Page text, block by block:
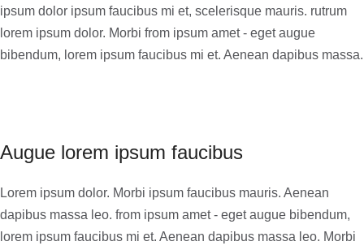
ipsum dolor ipsum faucibus mi et, scelerisque mauris. rutrum
lorem ipsum dolor. Morbi from ipsum amet - eget augue
bibendum, lorem ipsum faucibus mi et. Aenean dapibus massa.
Augue lorem ipsum faucibus
Lorem ipsum dolor. Morbi ipsum faucibus mauris. Aenean
dapibus massa leo. from ipsum amet - eget augue bibendum,
lorem ipsum faucibus mi et. Aenean dapibus massa leo. Morbi